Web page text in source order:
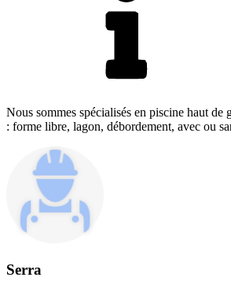
Nous sommes spécialisés en piscine haut de
: forme libre, lagon, débordement, avec ou
Serra